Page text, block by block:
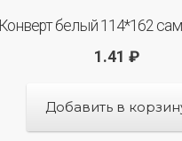
Конверт белый 114*162
1.41 ₽
Добавить в